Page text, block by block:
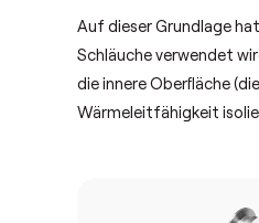
Auf dieser Grundlage
Schläuche verwendet
die innere Oberfläche
Wärmeleitfähigkeit